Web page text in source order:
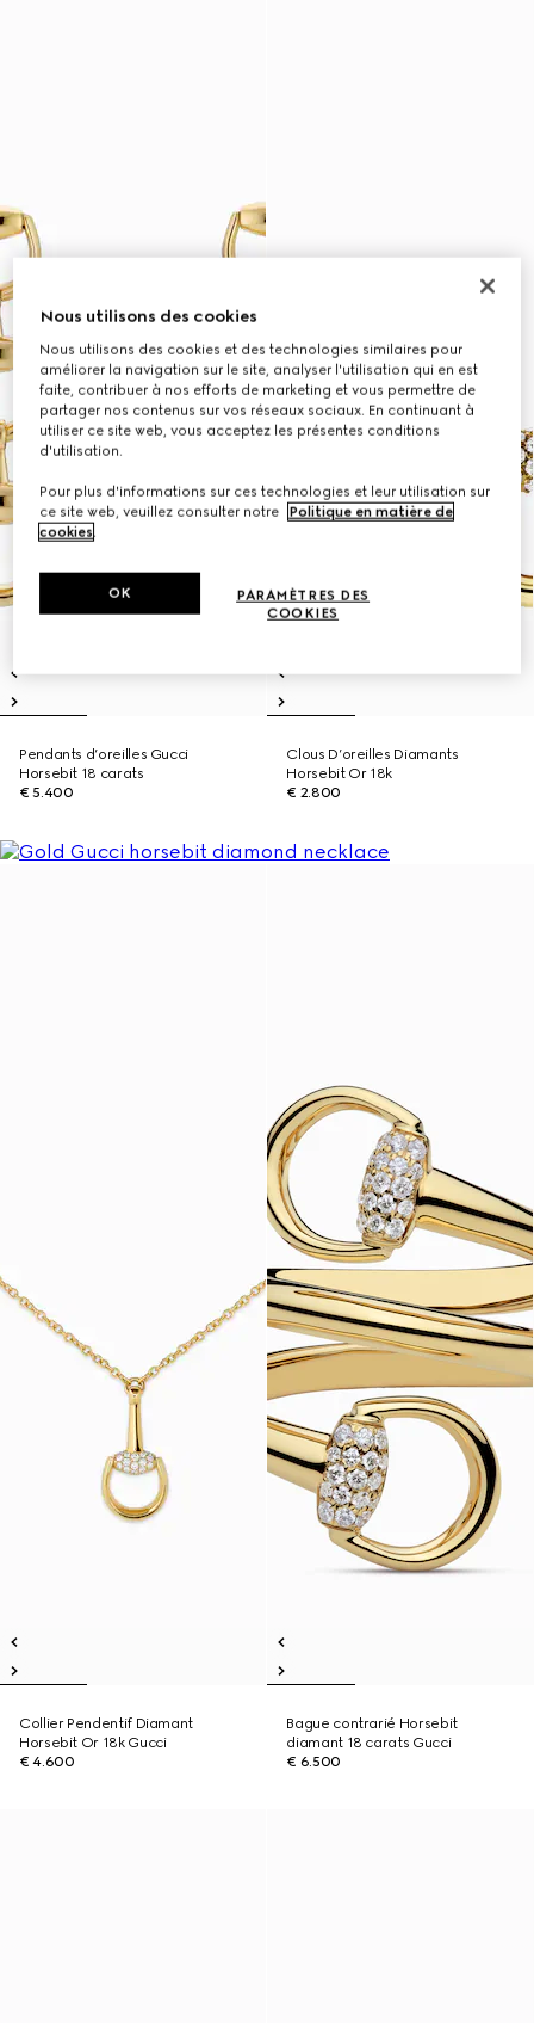
Pendants d’oreilles Gucci
Horsebit 18 carats
€ 5.400
Clous D’oreilles Diamants
Horsebit Or 18k
€ 2.800
Collier Pendentif Diamant
Horsebit Or 18k Gucci
€ 4.600
Bague contrarié Horsebit
diamant 18 carats Gucci
€ 6.500
Nous utilisons des cookies
Nous utilisons des cookies et des technologies similaires pour
améliorer la navigation sur le site, analyser l'utilisation qui en est
faite, contribuer à nos efforts de marketing et vous permettre de
partager nos contenus sur vos réseaux sociaux. En continuant à
utiliser ce site web, vous acceptez les présentes conditions
d'utilisation.
Pour plus d'informations sur ces technologies et leur utilisation sur
ce site web, veuillez consulter notre
Politique en matière de
cookies.
PARAMÈTRES DES
COOKIES
OK